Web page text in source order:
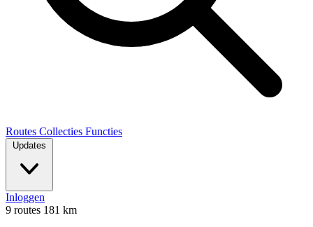
Routes Collecties Functies
Updates
Inloggen
9 routes 181 km